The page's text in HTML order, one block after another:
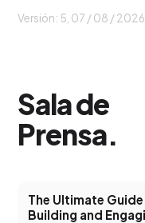
Versión: 5, 07 / 08 / 2026
Sala de
Prensa.
The Ultimate
Building and